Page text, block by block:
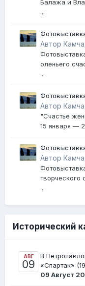
Балажа и
...
Автор
оленьего
...
Автор
"Счастье
15 января —
творческого
Автор
творческого
...
Исторический
АВГ
09
В
«Спартак»
09 Август